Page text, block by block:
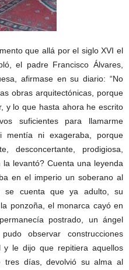
que allá por el siglo XVI el
el padre Francisco Álvares,
afirmase en su diario: “No
obras arquitectónicas, porque
y lo que hasta ahora he escrito
suficientes para llamarme
mentía ni exageraba, porque
desconcertante, prodigiosa,
levantó? Cuenta una leyenda
en el imperio un soberano al
se cuenta que ya adulto, su
ponzoña, el monarca cayó en
postrado, un ángel
observar construcciones
y le dijo que repitiera aquellos
tres días, devolvió su alma al